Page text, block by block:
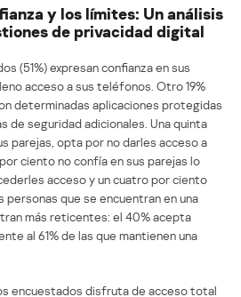
y los límites: Un análisis
de privacidad digital
(51%) expresan confianza en sus
acceso a sus teléfonos. Otro 19%
determinadas aplicaciones protegidas
de seguridad adicionales. Una quinta
parejas, opta por no darles acceso a
ciento no confía en sus parejas lo
acceso y un cuatro por ciento
que se encuentran en una
más reticentes: el 40% acepta
al 61% de las que mantienen una
encuestados disfruta de acceso total